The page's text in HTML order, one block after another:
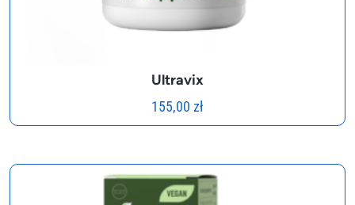
Ultravix
155,00 zł